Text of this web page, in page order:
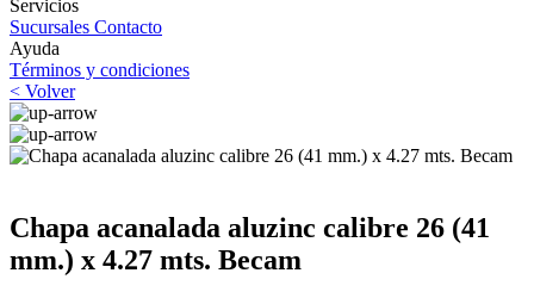
Servicios
Sucursales Contacto
Ayuda
Términos y condiciones
< Volver
Chapa acanalada aluzinc calibre 26 (41
mm.) x 4.27 mts. Becam